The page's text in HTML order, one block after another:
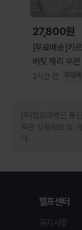
27,800원
[무료배송]키
버핏 체리 우
드브레이크 자
2시간 전 무료
(주)헬로마켓은 통
록한 상품정보 및
다.
헬프센터
공지사항